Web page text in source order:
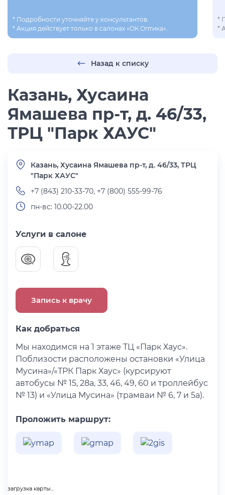
* Подробности уточняйте у консультантов.
* Акция действует только в салонах «ОК Оптика».
*
*
Казань, Хусаина
Ямашева пр-т, д. 46/33,
ТРЦ "Парк ХАУС"
Назад к списку
Казань, Хусаина Ямашева пр-т, д. 46/33, ТРЦ
"Парк ХАУС"
+7 (843) 210-33-70, +7 (800) 555-99-76
пн-вс: 10.00-22.00
Услуги в салоне
Запись к врачу
Как добраться
Мы находимся на 1 этаже ТЦ «Парк Хаус».
Поблизости расположены остановки «Улица
Мусина»/«ТРК Парк Хаус» (курсируют
автобусы № 15, 28а, 33, 46, 49, 60 и троллейбус
№ 13) и «Улица Мусина» (трамваи № 6, 7 и 5а).
Проложить маршрут:
загрузка карты...